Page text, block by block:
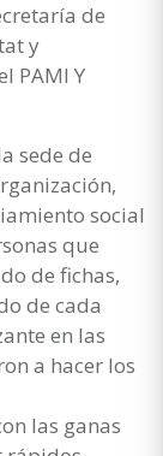
de
y
PAMI Y
sede de
social
que
de fichas,
de cada
en las
a hacer los
las ganas